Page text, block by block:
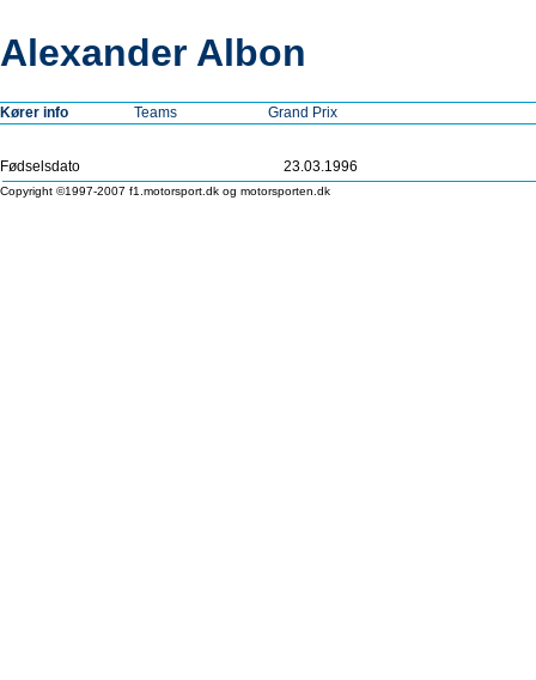
Alexander Albon
Kører info Teams Grand Prix
Fødselsdato 23.03.1996
Copyright ©1997-2007 f1.motorsport.dk og motorsporten.dk